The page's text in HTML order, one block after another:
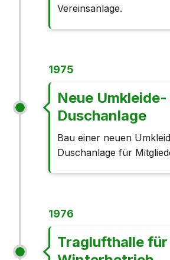
Vereinsanlage.
1975
Neue
Duschanlage
Bau einer neuen
Duschanlage für
1976
Traglufthalle für